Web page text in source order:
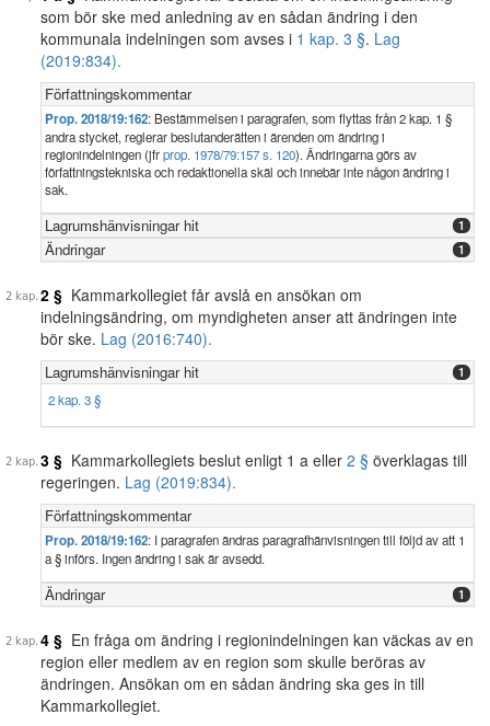
som bör ske med anledning av en sådan ändring i den
kommunala indelningen som avses i 1 kap. 3 §. Lag
(2019:834).
Författningskommentar
Prop. 2018/19:162: Bestämmelsen i paragrafen, som flyttas från 2 kap. 1 §
andra stycket, reglerar beslutanderätten i ärenden om ändring i
regionindelningen (jfrprop. 1978/79:157 s. 120). Ändringarna görs av
författningstekniska och redaktionella skäl och innebär inte någon ändring i
sak.
Lagrumshänvisningar hit 1
Ändringar 1
2 § Kammarkollegiet får avslå en ansökan om
indelningsändring, om myndigheten anser att ändringen inte
bör ske. Lag (2016:740).
Lagrumshänvisningar hit 1
2 kap. 3 §
3 § Kammarkollegiets beslut enligt 1 a eller 2 § överklagas till
regeringen. Lag (2019:834).
Författningskommentar
Prop. 2018/19:162: I paragrafen ändras paragrafhänvisningen till följd av att 1
a § införs. Ingen ändring i sak är avsedd.
Ändringar 1
4 § En fråga om ändring i regionindelningen kan väckas av en
region eller medlem av en region som skulle beröras av
ändringen. Ansökan om en sådan ändring ska ges in till
Kammarkollegiet.